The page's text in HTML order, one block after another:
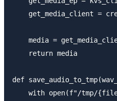
get_media_client =
media =
    return media
def
with open(f"/tmp/